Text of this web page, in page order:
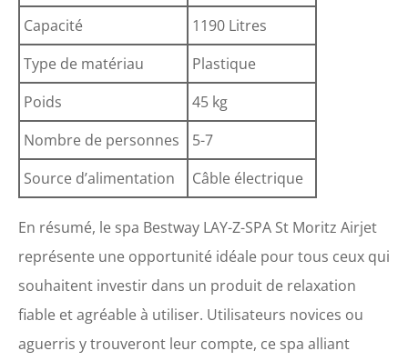
Capacité
1190 Litres
Type de matériau
Plastique
Poids
45 kg
Nombre de personnes
5-7
Source d’alimentation
Câble électrique
En résumé, le spa Bestway LAY-Z-SPA St Moritz Airjet
représente une opportunité idéale pour tous ceux qui
souhaitent investir dans un produit de relaxation
fiable et agréable à utiliser. Utilisateurs novices ou
aguerris y trouveront leur compte, ce spa alliant